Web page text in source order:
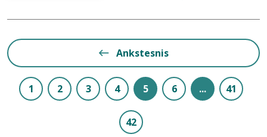
Ankstesnis
1 2 3 4 5 6 ... 41
42